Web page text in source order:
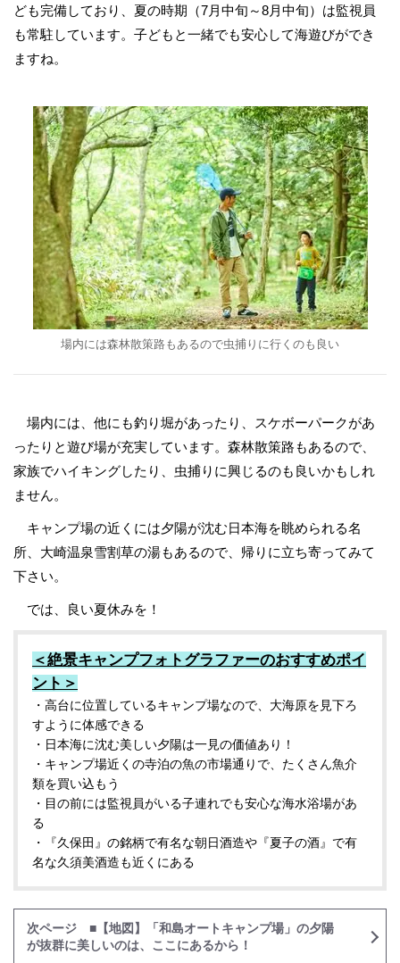
ども完備しており、夏の時期（7月中旬～8月中旬）は監視員
も常駐しています。子どもと一緒でも安心して海遊びができ
ますね。
場内には森林散策路もあるので虫捕りに行くのも良い
場内には、他にも釣り堀があったり、スケボーパークがあ
ったりと遊び場が充実しています。森林散策路もあるので、
家族でハイキングしたり、虫捕りに興じるのも良いかもしれ
ません。
キャンプ場の近くには夕陽が沈む日本海を眺められる名
所、大崎温泉雪割草の湯もあるので、帰りに立ち寄ってみて
下さい。
では、良い夏休みを！
＜絶景キャンプフォトグラファーのおすすめポイ
ント＞
・高台に位置しているキャンプ場なので、大海原を見下ろ
すように体感できる
・日本海に沈む美しい夕陽は一見の価値あり！
・キャンプ場近くの寺泊の魚の市場通りで、たくさん魚介
類を買い込もう
・目の前には監視員がいる子連れでも安心な海水浴場があ
る
・『久保田』の銘柄で有名な朝日酒造や『夏子の酒』で有
名な久須美酒造も近くにある
次ページ ■【地図】「和島オートキャンプ場」の夕陽
が抜群に美しいのは、ここにあるから！